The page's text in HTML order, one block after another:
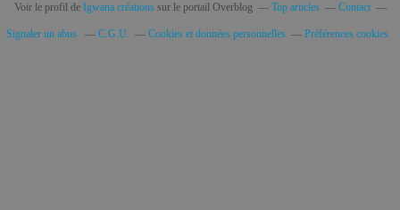
Voir le profil de Igwana créationssur le portail Overblog Top articles Contact
Signaler un abus C.G.U. Cookies et données personnelles Préférences cookies